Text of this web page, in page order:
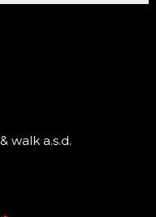
walk a.s.d.